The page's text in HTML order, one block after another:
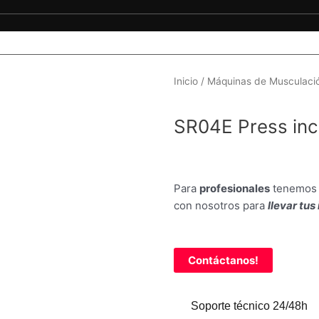
Inicio / Máquinas de
SR04E Press
Para profesionales tenemos
con nosotros para llevar tus
Contáctanos!
Soporte técnico 24/48h